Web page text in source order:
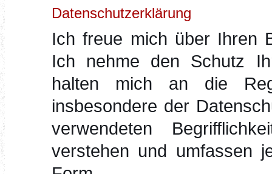
Datenschutzerklärung
Ich freue mich über Ihren
Ich nehme den Schutz
halten mich an die
insbesondere der
verwendeten
verstehen und umfassen